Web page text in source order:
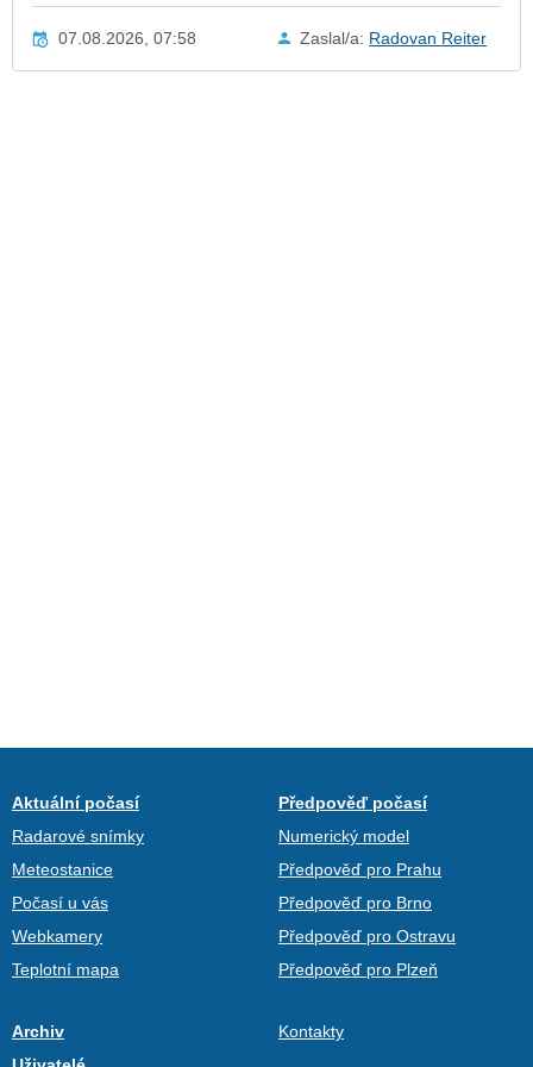
07.08.2026, 07:58 Zaslal/a: Radovan Reiter
Aktuální počasí
Radarové snímky
Meteostanice
Počasí u vás
Webkamery
Teplotní mapa
Předpověď počasí
Numerický model
Předpověď pro Prahu
Předpověď pro Brno
Předpověď pro Ostravu
Předpověď pro Plzeň
Archiv
Kontakty